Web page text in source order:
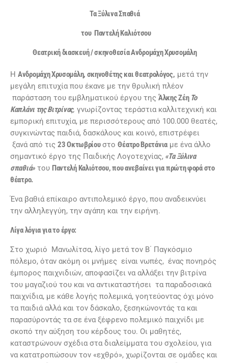
Τα Ξύλινα Σπαθιά
του Παντελή Καλιότσου
Θεατρική διασκευή / σκηνοθεσία Ανδρομάχη Χρυσομάλη
Η Ανδρομάχη Χρυσομάλη, σκηνοθέτης και θεατρολόγος, μετά την
μεγάλη επιτυχία που έκανε με την θρυλική πλέον
παράσταση του εμβληματικού έργου της Άλκης Ζέη Το
Καπλάνι της Βιτρίνας, γνωρίζοντας τεράστια καλλιτεχνική και
εμπορική επιτυχία, με περισσότερους από 100.000 θεατές,
συγκινώντας παιδιά, δασκάλους και κοινό, επιστρέφει
ξανά από τις 23 ΟκτωβρίουστοΘέατρο Βρετάνιαμε ένα άλλο
σημαντικό έργο της Παιδικής Λογοτεχνίας, «Τα Ξύλινα
σπαθιά»του Παντελή Καλιότσου, που ανεβαίνει για πρώτη φορά στο
θέατρο.
Ένα βαθιά επίκαιρο αντιπολεμικό έργο, που αναδεικνύει
την αλληλεγγύη, την αγάπη και την ειρήνη.
Λίγα λόγια για το έργο:
Στο χωριό Μανωλίτσα, λίγο μετά τον Β΄ Παγκόσμιο
πόλεμο, όταν ακόμη οι μνήμες είναι νωπές, ένας πονηρός
έμπορος παιχνιδιών, αποφασίζει να αλλάξει την βιτρίνα
του μαγαζιού του και να αντικαταστήσει τα παραδοσιακά
παιχνίδια, με κάθε λογής πολεμικά, γοητεύοντας όχι μόνο
τα παιδιά αλλά και τον δάσκαλο, ξεσηκώνοντάς τα και
παρασύροντάς τα σε ένα ξέφρενο πολεμικό παιχνίδι με
σκοπό την αύξηση του κέρδους του. Οι μαθητές,
καταστρώνουν σχέδια στα διαλείμματα του σχολείου, για
να κατατροπώσουν τον «εχθρό», χωρίζονται σε ομάδες και